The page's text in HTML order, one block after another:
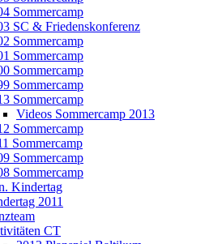
Sommercamp
SC & Friedenskonferenz
Sommercamp
Sommercamp
Sommercamp
Sommercamp
Sommercamp
Videos Sommercamp 2013
Sommercamp
Sommercamp
Sommercamp
Sommercamp
Kindertag
2011
CT